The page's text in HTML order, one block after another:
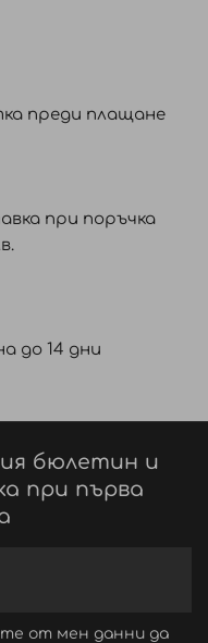
преди плащане
при поръчка
до 14 дни
бюлетин и
при първа
от мен данни да